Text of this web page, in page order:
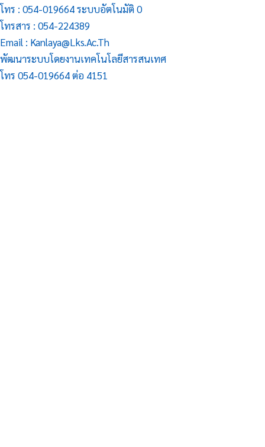
โทร : 054-019664 ระบบอัตโนมัติ 0
โทรสาร : 054-224389
Email : Kanlaya@lks.ac.th
พัฒนาระบบโดยงานเทคโนโลยีสารสนเทศ
โทร 054-019664 ต่อ 4151